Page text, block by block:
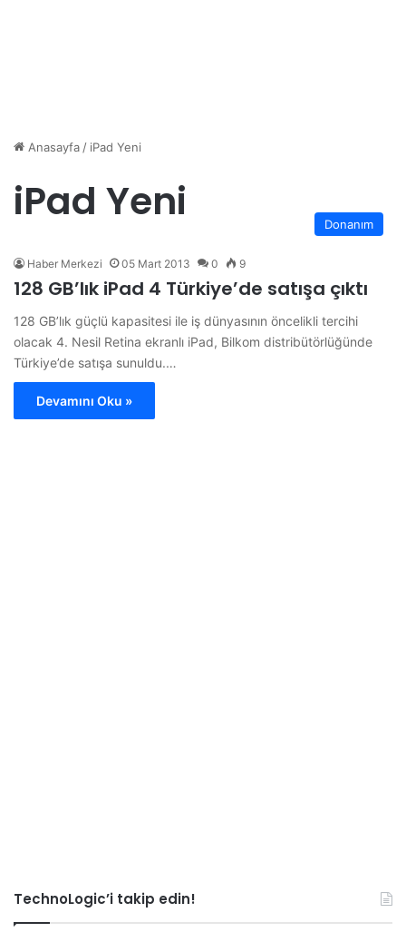
Anasayfa/ iPad Yeni
iPad Yeni Donanım
Haber Merkezi 05 Mart 2013 0 9
128 GB’lık iPad 4 Türkiye’de satışa çıktı
128 GB’lık güçlü kapasitesi ile iş dünyasının öncelikli tercihi
olacak 4. Nesil Retina ekranlı iPad, Bilkom distribütörlüğünde
Türkiye’de satışa sunuldu.…
Devamını Oku »
TechnoLogic’i takip edin!